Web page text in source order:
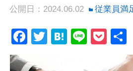
HRコラム
お知らせ
会社情報
公開日：2024.06.02 従業員満
Facebook
Twitter
Hatena
Line